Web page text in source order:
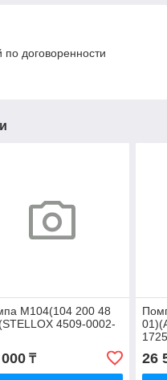
по договоренности
M104(104 200 48
4509-0002-
₸ 26